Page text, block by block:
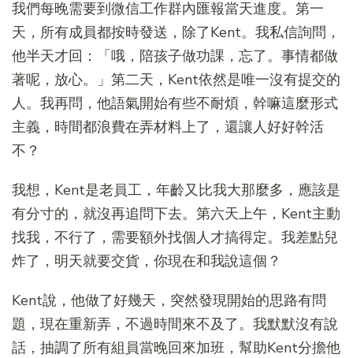
我們每晚需要到微信工作群內匯報當天進度。第一
天，所有成員都按時發送，除了Kent。我私信詢問，
他半天才回：「哦，陪孩子做功課，忘了。事情都做
著呢，放心。」第二天，Kent依然是唯一沒有提交的
人。我再問，他語氣開始有些不耐煩，幹嘛這麼形式
主義，時間都浪費在弄材料上了，還讓人好好幹活
不？
我想，Kent是老員工，年齡又比我大那麼多，應該是
有分寸的，就沒再追問下去。第六天上午，Kent主動
找我，不行了，需要額外找個人才搞得定。我差點兒
炸了，明天就要交貨，你現在和我說這個？
Kent說，他做了好幾天，突然發現開始的思路有問
題，現在重新弄，不過時間來不及了。我默默沒有說
話，抽調了所有組員當晚回來加班，幫助Kent分擔他